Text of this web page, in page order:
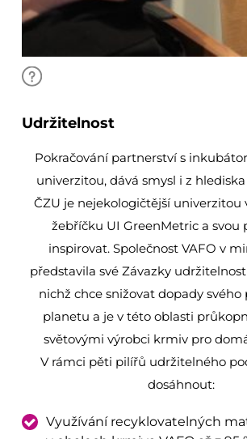
Udržitelnost
Pokračování partnerství s
univerzitou, dává smysl i z
ČZU je nejekologičtější univerzitou
žebříčku UI GreenMetric a svou
inspirovat. Společnost VAFO v
představila své Závazky
nichž chce snižovat dopady
planetu a je v této oblasti
světovými výrobci krmiv pro
V rámci pěti pilířů udržitelného
dosáhnout:
Využívání recyklovatelných